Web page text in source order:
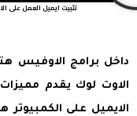
تثبيت ايميل العمل على
داخل برامج الاوفيس
الاوت لوك يقدم
الايميل على